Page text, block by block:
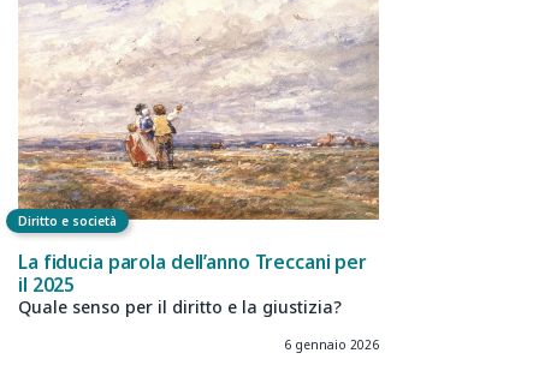
Diritto e società
La fiducia parola dell’anno Treccani per
il 2025
Quale senso per il diritto e la giustizia?
6 gennaio 2026